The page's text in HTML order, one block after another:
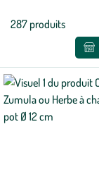
Liste
appliqués
287 produits